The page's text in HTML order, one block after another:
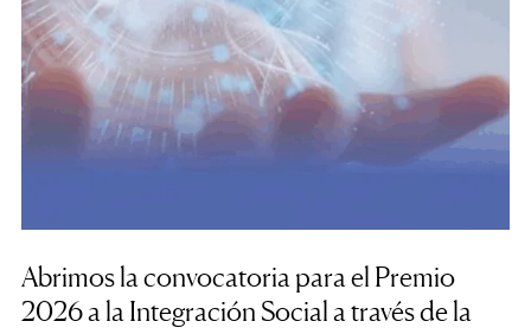
Abrimos la convocatoria para el Premio
2026 a la Integración Social a través de la